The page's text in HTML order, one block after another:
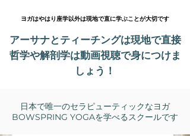
ヨガはやはり座学以外は現地で直に学ぶことが大切です
アーサナとティーチングは現地で直接
哲学や解剖学は動画視聴で身につけま
しょう！
日本で唯一のセラピューティックなヨガ
BOWSPRING YOGAを学べるスクールです